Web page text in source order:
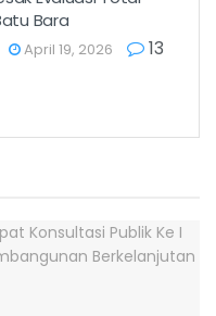
Bara
April 19, 2026 13